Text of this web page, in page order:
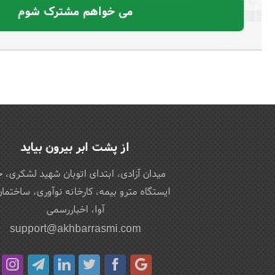
می خواهم مشترک شوم
از پشت ابر بیرون بیاید
میدان آزادی، ابتدای اتوبان شهید
ایستگاه مترو بیمه، کارخانه نوآوری،
آوا، اخباررسمی
support@akhbarrasmi.com